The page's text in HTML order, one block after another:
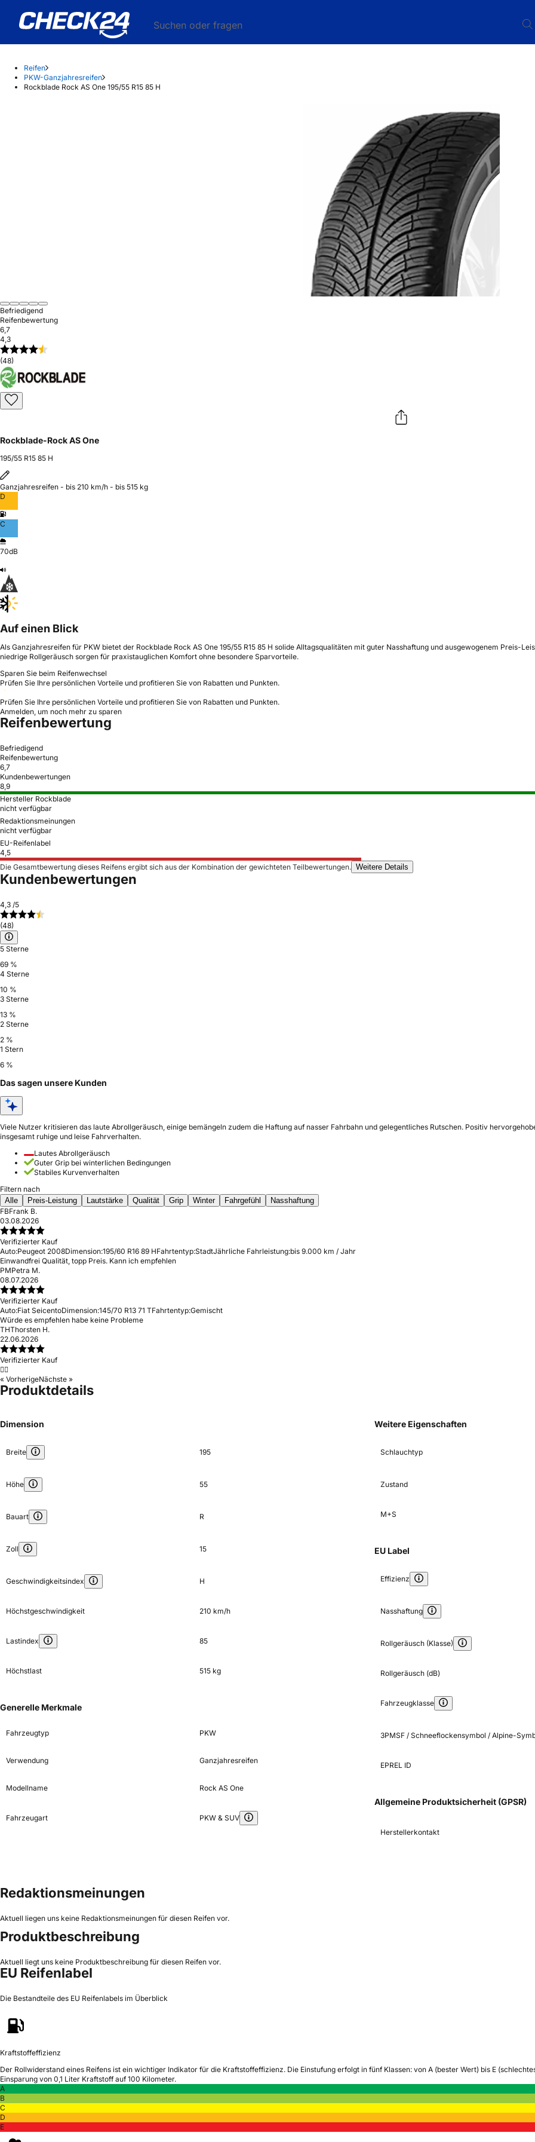
Suchen oder fragen
Reifen
PKW-Ganzjahresreifen
Rockblade Rock AS One 195/55 R15 85 H
Befriedigend
Reifenbewertung
6,7
4,3
(48)
Rockblade-Rock AS One
195/55 R15 85 H
Ganzjahresreifen - bis 210 km/h - bis 515 kg
D
C
70dB
Auf einen Blick
Als Ganzjahresreifen für PKW bietet der Rockblade Rock AS One 195/55 R15 85 H solide Alltagsqualitäten mit guter Nasshaftung und ausgewogenem Preis-
niedrige Rollgeräusch sorgen für praxistauglichen Komfort ohne besondere Sparvorteile.
Sparen Sie beim Reifenwechsel
Prüfen Sie Ihre persönlichen Vorteile und profitieren Sie von Rabatten und Punkten.
Prüfen Sie Ihre persönlichen Vorteile und profitieren Sie von Rabatten und Punkten.
Anmelden, um noch mehr zu sparen
Reifenbewertung
Befriedigend
Reifenbewertung
6,7
Kundenbewertungen
8,9
Hersteller Rockblade
nicht verfügbar
Redaktionsmeinungen
nicht verfügbar
EU-Reifenlabel
4,5
Die Gesamtbewertung dieses Reifens ergibt sich aus der Kombination der gewichteten Teilbewertungen. Weitere Details
Kundenbewertungen
4,3 /5
(48)
5 Sterne
69 %
4 Sterne
10 %
3 Sterne
13 %
2 Sterne
2 %
1 Stern
6 %
Das sagen unsere Kunden
Viele Nutzer kritisieren das laute Abrollgeräusch, einige bemängeln zudem die Haftung auf nasser Fahrbahn und gelegentliches Rutschen. Positiv
insgesamt ruhige und leise Fahrverhalten.
Lautes Abrollgeräusch
Guter Grip bei winterlichen Bedingungen
Stabiles Kurvenverhalten
Filtern nach
Alle
Preis-Leistung Lautstärke Qualität Grip Winter Fahrgefühl
Nasshaftung
FBFrank B.
03.08.2026
Verifizierter Kauf
Auto:Peugeot 2008Dimension:195/60 R16 89 HFahrtentyp:StadtJährliche Fahrleistung:bis 9.000 km / Jahr
Einwandfrei Qualität, topp Preis. Kann ich empfehlen
PMPetra M.
08.07.2026
Verifizierter Kauf
Auto:Fiat SeicentoDimension:145/70 R13 71 TFahrtentyp:Gemischt
Würde es empfehlen habe keine Probleme
THThorsten H.
22.06.2026
Verifizierter Kauf
👍🏼
« VorherigeNächste »
Produktdetails
Dimension
Breite 195
Höhe 55
Bauart R
Zoll 15
Geschwindigkeitsindex H
Höchstgeschwindigkeit 210 km/h
Lastindex 85
Höchstlast 515 kg
Generelle Merkmale
Fahrzeugtyp PKW
Verwendung Ganzjahresreifen
Modellname Rock AS One
Fahrzeugart PKW & SUV
Weitere Eigenschaften
Schlauchtyp
Zustand
M+S
EU Label
Effizienz
Nasshaftung
Rollgeräusch (Klasse)
Rollgeräusch (dB)
Fahrzeugklasse
3PMSF / Schneeflockensymbol / Alpine-
EPREL ID
Allgemeine Produktsicherheit (GPSR)
Herstellerkontakt
Redaktionsmeinungen
Aktuell liegen uns keine Redaktionsmeinungen für diesen Reifen vor.
Produktbeschreibung
Aktuell liegt uns keine Produktbeschreibung für diesen Reifen vor.
EU Reifenlabel
Die Bestandteile des EU Reifenlabels im Überblick
Kraftstoffeffizienz
Der Rollwiderstand eines Reifens ist ein wichtiger Indikator für die Kraftstoffeffizienz. Die Einstufung erfolgt in fünf Klassen: von A (bester Wert) bis E
Einsparung von 0,1 Liter Kraftstoff auf 100 Kilometer.
A
B
C
D
E